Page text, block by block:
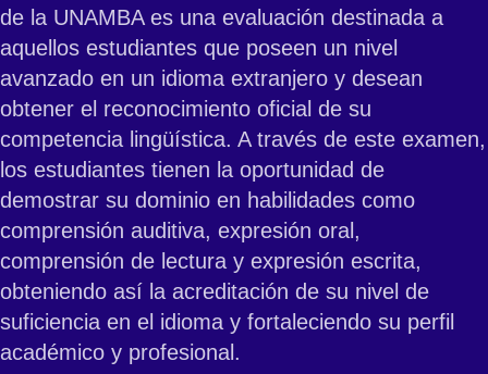
de la UNAMBA es una evaluación destinada a
aquellos estudiantes que poseen un nivel
avanzado en un idioma extranjero y desean
obtener el reconocimiento oficial de su
competencia lingüística. A través de este examen,
los estudiantes tienen la oportunidad de
demostrar su dominio en habilidades como
comprensión auditiva, expresión oral,
comprensión de lectura y expresión escrita,
obteniendo así la acreditación de su nivel de
suficiencia en el idioma y fortaleciendo su perfil
académico y profesional.